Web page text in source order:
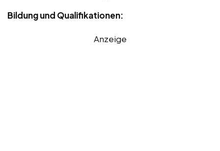
Bildung und Qualifikationen:
Anzeige